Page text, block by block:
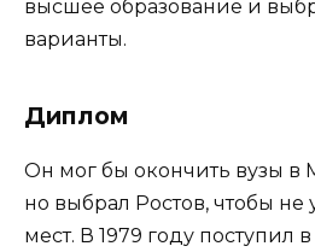
высшее образование и
варианты.
Диплом
Он мог бы окончить вузы в
но выбрал Ростов, чтобы не
мест. В 1979 году поступил